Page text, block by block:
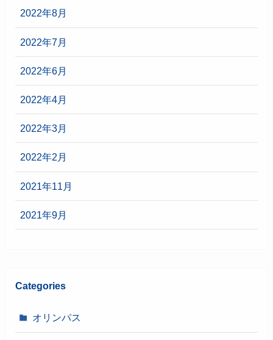
2022年8月
2022年7月
2022年6月
2022年4月
2022年3月
2022年2月
2021年11月
2021年9月
Categories
オリンパス